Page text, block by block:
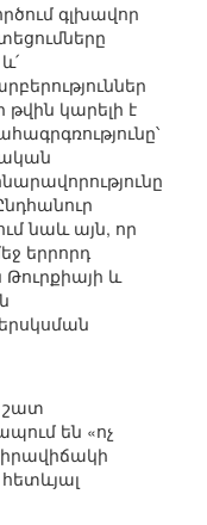
գլխավոր
թվին կարելի է
նաև այն, որ
երրորդ
և
շատ
են «ոչ